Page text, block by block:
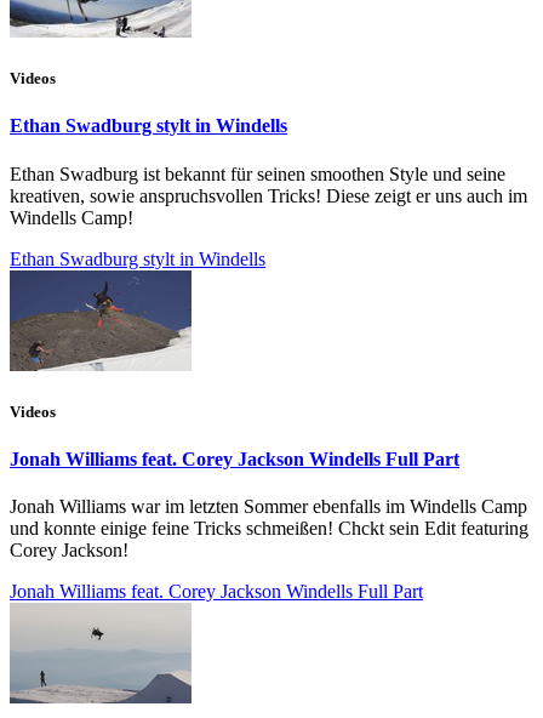
Videos
Ethan Swadburg stylt in Windells
Ethan Swadburg ist bekannt für seinen smoothen Style und seine
kreativen, sowie anspruchsvollen Tricks! Diese zeigt er uns auch im
Windells Camp!
Ethan Swadburg stylt in Windells
Videos
Jonah Williams feat. Corey Jackson Windells Full Part
Jonah Williams war im letzten Sommer ebenfalls im Windells Camp
und konnte einige feine Tricks schmeißen! Chckt sein Edit featuring
Corey Jackson!
Jonah Williams feat. Corey Jackson Windells Full Part